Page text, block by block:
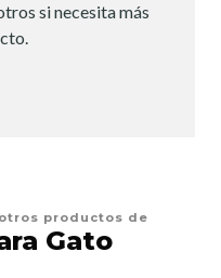
si necesita más
productos de
Gato